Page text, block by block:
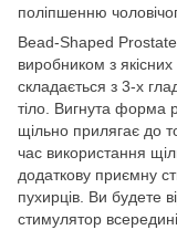
поліпшенню
Bead-Shaped
виробником з
складається з 3-х
тіло. Вигнута форма
щільно прилягає до
час використання
додаткову приємну
пухирців. Ви будете
стимулятор